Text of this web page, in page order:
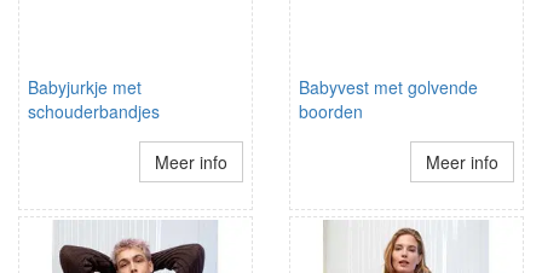
Babyjurkje met
schouderbandjes
Meer info
Babyvest met golvende
boorden
Meer info